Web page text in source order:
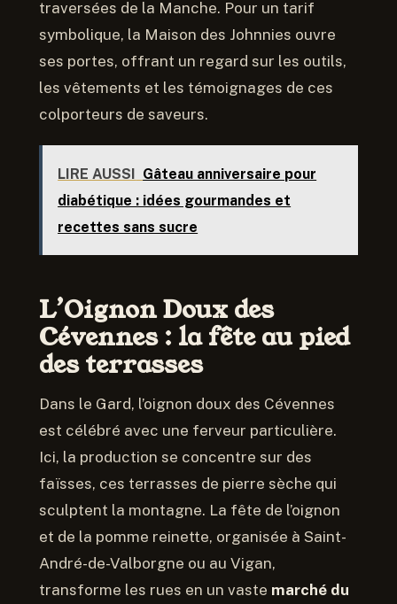
traversées de la Manche. Pour un tarif
symbolique, la Maison des Johnnies ouvre
ses portes, offrant un regard sur les outils,
les vêtements et les témoignages de ces
colporteurs de saveurs.
LIRE AUSSI
Gâteau anniversaire pour
diabétique : idées gourmandes et
recettes sans sucre
L’Oignon Doux des
Cévennes : la fête au pied
des terrasses
Dans le Gard, l’oignon doux des Cévennes
est célébré avec une ferveur particulière.
Ici, la production se concentre sur des
faïsses, ces terrasses de pierre sèche qui
sculptent la montagne. La fête de l’oignon
et de la pomme reinette, organisée à Saint-
André-de-Valborgne ou au Vigan,
transforme les rues en un vaste marché du